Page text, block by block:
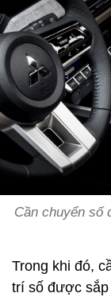
Cần chuyển số
Trong khi đó,
trí số được sắp